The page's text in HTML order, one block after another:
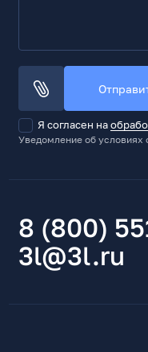
Я согласен на
Уведомление об
8 (800)
3l@3l.ru